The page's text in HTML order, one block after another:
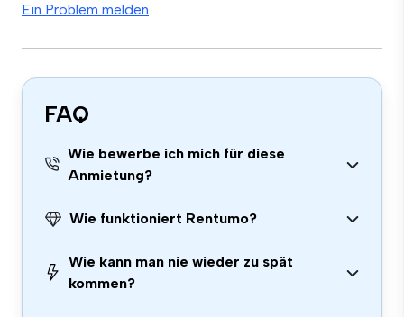
Ein Problem melden
FAQ
Wie bewerbe ich mich für diese
Anmietung?
Wie funktioniert Rentumo?
Wie kann man nie wieder zu spät
kommen?